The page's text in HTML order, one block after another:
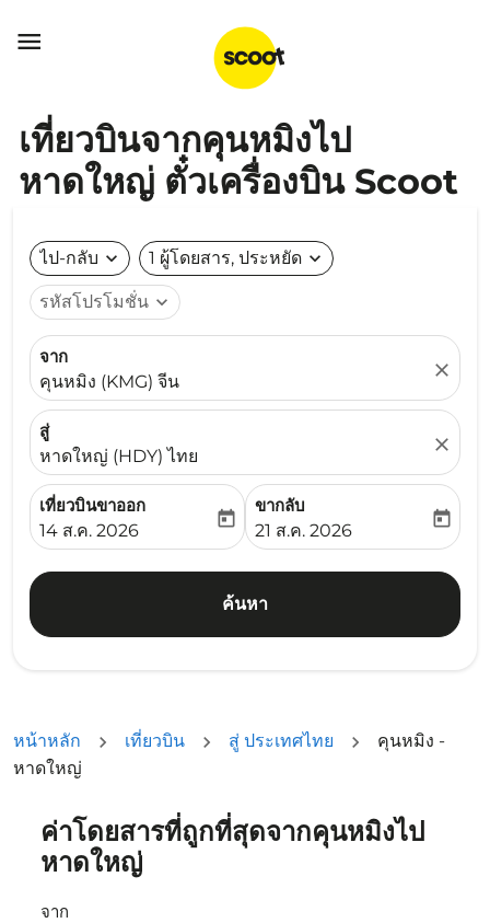

เที่ยวบินจากคุนหมิงไป
หาดใหญ่ ตั๋วเครื่องบิน Scoot
ไป-กลับ expand_more 1 ผู้โดยสาร, ประหยัด expand_more
รหัสโปรโมชั่น expand_more
จาก
คุนหมิง (KMG) จีน
close
สู่
หาดใหญ่ (HDY) ไทย
close
เที่ยวบินขาออก
fc-booking-departure-date-aria-label
14 ส.ค. 2026
today
ขากลับ
fc-booking-return-date-
21 ส.ค. 2026
today
ค้นหา
หน้าหลัก เที่ยวบิน สู่ ประเทศไทย
คุนหมิง -
หาดใหญ่
ค่าโดยสารที่ถูกที่สุดจากคุนหมิงไป
หาดใหญ่
จาก
ลองอัปเดตเส้นทางของคุณ (ต้นทางและ/หรือปลายทาง) หรื